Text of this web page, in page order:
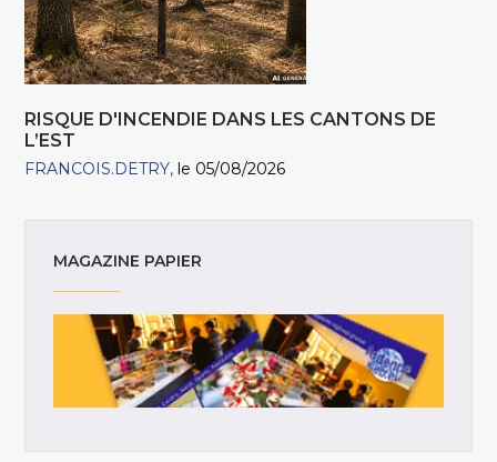
RISQUE D'INCENDIE DANS LES CANTONS DE
L’EST
FRANCOIS.DETRY le 05/08/2026
MAGAZINE PAPIER